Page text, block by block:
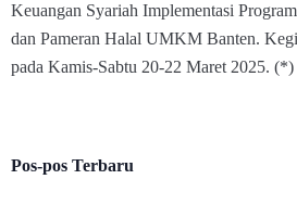
Keuangan Syariah Implementasi
dan Pameran Halal UMKM Banten.
pada Kamis-Sabtu 20-22 Maret 2025. (*)
Pos-pos Terbaru